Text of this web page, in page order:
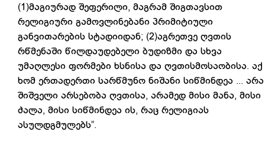
(1)მაგიურად შეფერილი, მაგრამ შიგთავსით
რელიგიური გამოვლინებანი პრიმიტიული
განვითარების სტადიიდან; (2)აგრეთვე ღვთის
რწმენაში წილდაუდებელი ბუდიზმი და სხვა
უმაღლესი ფორმები ხსნისა და ღვთისმოსაობისა. აქ
ხომ ერთადერთი სარწმუნო ნიშანი სიწმინდეა ... არა
შიშველი არსებობა ღვთისა, არამედ მისი მანა, მისი
ძალა, მისი სიწმინდეა ის, რაც რელიგიას
ასულდგმულებს”.